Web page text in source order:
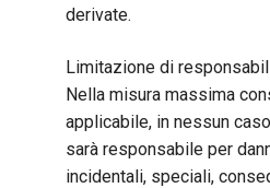
derivate.
Limitazione di
Nella misura massima
applicabile, in nessun
sarà responsabile per
incidentali, speciali,